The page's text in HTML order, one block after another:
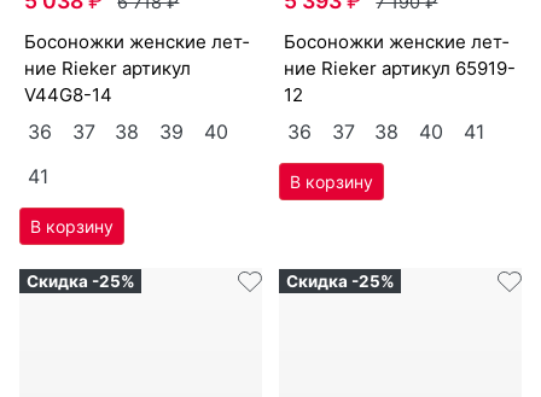
бо­сонож­ки женс­кие лет­
ние Ri­eker артикул
V44G8-14
36 37 38 39
40
41
бо­сонож­ки женс­кие лет­
ние Ri­eker артикул 65919-
12
36 37 38 40 41
Скидка -25% Скидка -25%